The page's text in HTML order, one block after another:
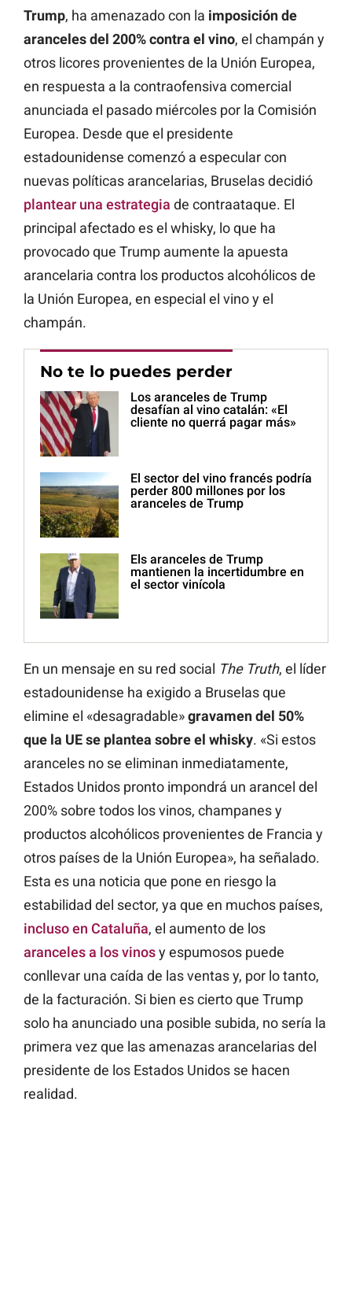
Trump, ha amenazado con la imposición de
aranceles del 200% contra el vino, el champán y
otros licores provenientes de la Unión Europea,
en respuesta a la contraofensiva comercial
anunciada el pasado miércoles por la Comisión
Europea. Desde que el presidente
estadounidense comenzó a especular con
nuevas políticas arancelarias, Bruselas decidió
plantear una estrategia de contraataque. El
principal afectado es el whisky, lo que ha
provocado que Trump aumente la apuesta
arancelaria contra los productos alcohólicos de
la Unión Europea, en especial el vino y el
champán.
No te lo puedes perder
Los aranceles de Trump
desafían al vino catalán: «El
cliente no querrá pagar más»
El sector del vino francés podría
perder 800 millones por los
aranceles de Trump
Els aranceles de Trump
mantienen la incertidumbre en
el sector vinícola
En un mensaje en su red social The Truth, el líder
estadounidense ha exigido a Bruselas que
elimine el «desagradable»gravamen del 50%
que la UE se plantea sobre el whisky. «Si estos
aranceles no se eliminan inmediatamente,
Estados Unidos pronto impondrá un arancel del
200% sobre todos los vinos, champanes y
productos alcohólicos provenientes de Francia y
otros países de la Unión Europea», ha señalado.
Esta es una noticia que pone en riesgo la
estabilidad del sector, ya que en muchos países,
incluso en Cataluña, el aumento de los
aranceles a los vinosy espumosos puede
conllevar una caída de las ventas y, por lo tanto,
de la facturación. Si bien es cierto que Trump
solo ha anunciado una posible subida, no sería la
primera vez que las amenazas arancelarias del
presidente de los Estados Unidos se hacen
realidad.